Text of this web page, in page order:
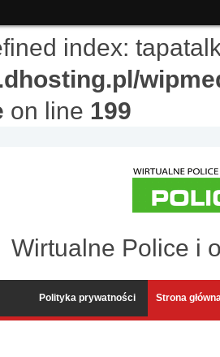
index:
on line 199
Wirtualne Police i
Polityka prywatności Strona